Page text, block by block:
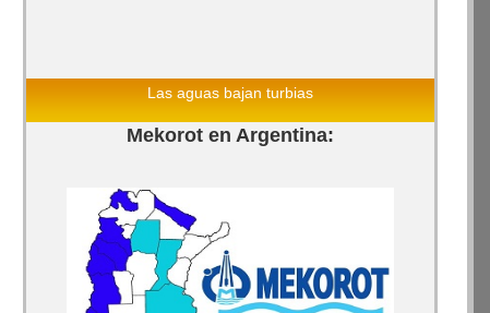
Las aguas bajan turbias
Mekorot en Argentina: